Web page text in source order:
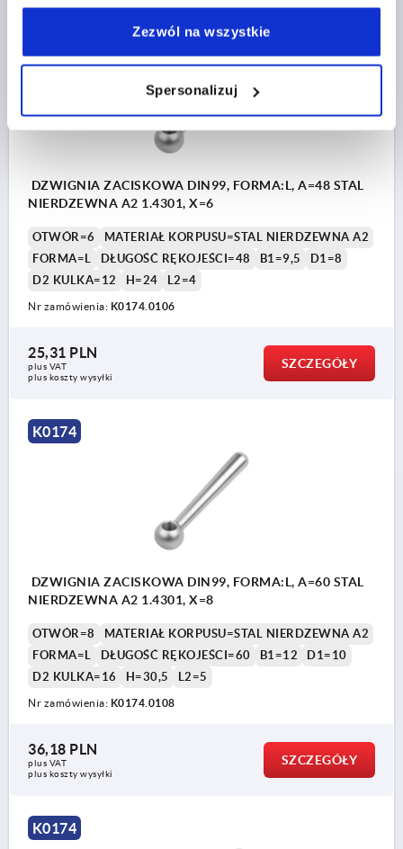
Zezwól na wszystkie
Spersonalizuj
DZWIGNIA ZACISKOWA DIN99, FORMA:L, A=48 STAL
NIERDZEWNA A2 1.4301, X=6
OTWÓR=6
MATERIAŁ KORPUSU=STAL NIERDZEWNA A2
FORMA=L
DŁUGOŚĆ RĘKOJEŚCI=48 B1=9,5
D1=8
D2 KULKA=12
H=24 L2=4
Nr zamówienia: K0174.0106
25,31 PLN
plus VAT
plus koszty wysyłki
SZCZEGÓŁY
K0174
DZWIGNIA ZACISKOWA DIN99, FORMA:L, A=60 STAL
NIERDZEWNA A2 1.4301, X=8
OTWÓR=8
MATERIAŁ KORPUSU=STAL NIERDZEWNA A2
FORMA=L
DŁUGOŚĆ RĘKOJEŚCI=60 B1=12
D1=10
D2 KULKA=16
H=30,5 L2=5
Nr zamówienia: K0174.0108
36,18 PLN
plus VAT
plus koszty wysyłki
SZCZEGÓŁY
K0174